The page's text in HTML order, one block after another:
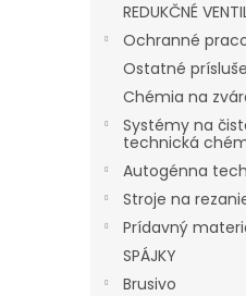
REDUKČNÉ
Ochranné
Ostatné
Chémia na
Systémy na
technická
Autogénna
Stroje na
Prídavný
SPÁJKY
Brusivo